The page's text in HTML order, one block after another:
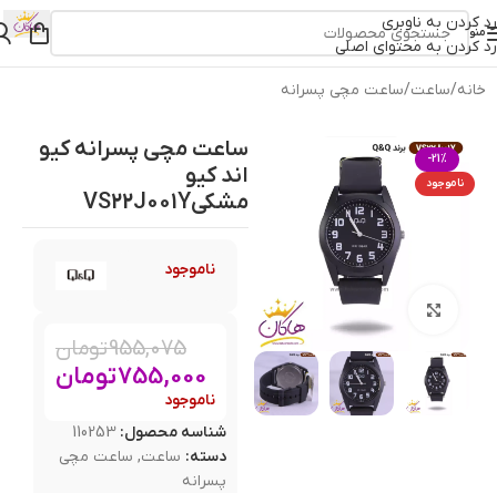
رد کردن به ناوبری
رد کردن به محتوای اصلی
منو
خانه/ساعت/ساعت مچی پسرانه
-21%
ناموجود
بزرگنمایی تصویر
ساعت مچی پسرانه کیو
اند کیو
مشکیVS22J001Y
ناموجود
955,075تومان
755,000تومان
ناموجود
شناسه محصول: 110253
دسته: ساعت, ساعت مچی
پسرانه